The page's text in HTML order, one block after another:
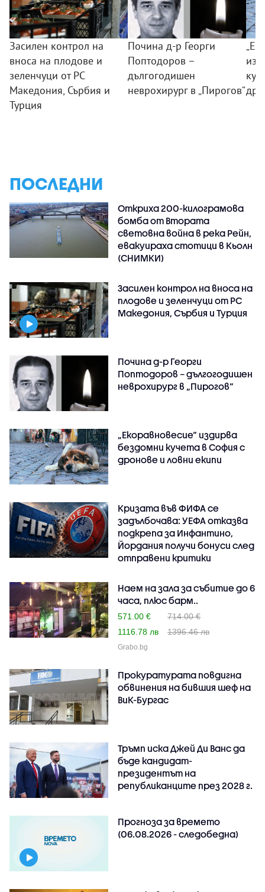
Засилен контрол на
вноса на плодове и
зеленчуци от РС
Македония, Сърбия и
Турция
Почина д-р Георги
Поптодоров –
дългогодишен
неврохирург в „Пирогов“
ПОСЛЕДНИ
Откриха 200-килограмова
бомба от Втората
световна война в река Рейн,
евакуираха стотици в Кьолн
(СНИМКИ)
Засилен контрол на вноса на
плодове и зеленчуци от РС
Македония, Сърбия и Турция
Почина д-р Георги
Поптодоров – дългогодишен
неврохирург в „Пирогов“
„Екоравновесие“ издирва
бездомни кучета в София с
дронове и ловни екипи
Кризата във ФИФА се
задълбочава: УЕФА отказва
подкрепа за Инфантино,
Йордания получи бонуси след
отправени критики
Наем на зала за събитие до 6
часа, плюс барм..
571.00 €
714.00 €
1116.78 лв
1396.46 лв
Grabo.bg
Прокуратурата повдигна
обвинения на бившия шеф на
ВиК-Бургас
Тръмп иска Джей Ди Ванс да
бъде кандидат-
президентът на
републиканците през 2028 г.
Прогноза за времето
(06.08.2026 - следобедна)